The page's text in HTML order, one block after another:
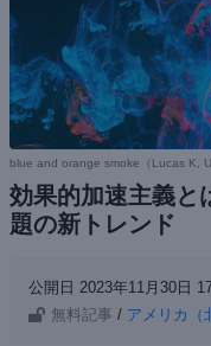
blue and orange smoke（ Lucas K,
効果的加速主義と
題の新トレンド
公開日 2023年11月30日
無料記事 / アメリカ（